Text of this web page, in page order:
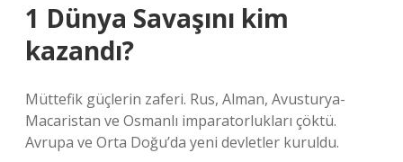
1 Dünya Savaşını kim
kazandı?
Müttefik güçlerin zaferi. Rus, Alman, Avusturya-
Macaristan ve Osmanlı imparatorlukları çöktü.
Avrupa ve Orta Doğu’da yeni devletler kuruldu.